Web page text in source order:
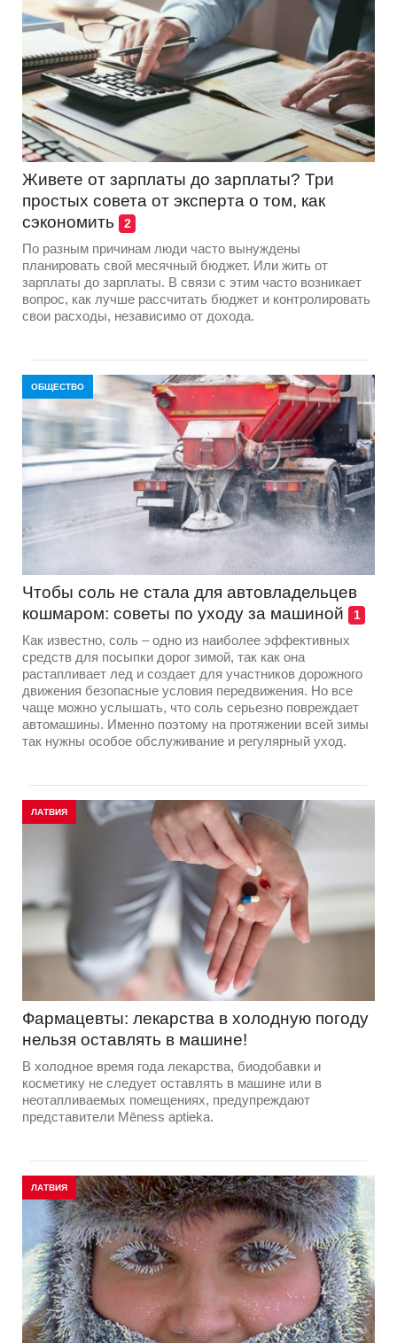
Живете от зарплаты до зарплаты? Три
простых совета от эксперта о том, как
сэкономить
2
По разным причинам люди часто вынуждены
планировать свой месячный бюджет. Или жить от
зарплаты до зарплаты. В связи с этим часто возникает
вопрос, как лучше рассчитать бюджет и контролировать
свои расходы, независимо от дохода.
ОБЩЕСТВО
Чтобы соль не стала для автовладельцев
кошмаром: советы по уходу за машиной
1
Как известно, соль – одно из наиболее эффективных
средств для посыпки дорог зимой, так как она
растапливает лед и создает для участников дорожного
движения безопасные условия передвижения. Но все
чаще можно услышать, что соль серьезно повреждает
автомашины. Именно поэтому на протяжении всей зимы
так нужны особое обслуживание и регулярный уход.
ЛАТВИЯ
Фармацевты: лекарства в холодную погоду
нельзя оставлять в машине!
В холодное время года лекарства, биодобавки и
косметику не следует оставлять в машине или в
неотапливаемых помещениях, предупреждают
представители Mēness aptieka.
ЛАТВИЯ